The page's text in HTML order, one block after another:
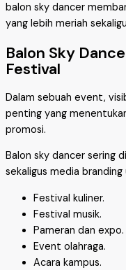
balon sky dancer
yang lebih meriah
Balon Sky
Festival
Dalam sebuah event,
penting yang
promosi.
Balon sky dancer sering
sekaligus media
Festival kuliner.
Festival musik.
Pameran dan expo.
Event olahraga.
Acara kampus.